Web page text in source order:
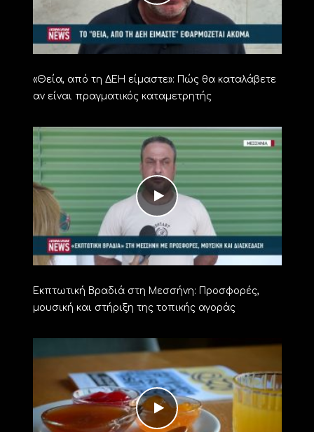
«Θεία, από τη ΔΕΗ είμαστε»: Πώς θα καταλάβετε
αν είναι πραγματικός καταμετρητής
Εκπτωτική Βραδιά στη Μεσσήνη: Προσφορές,
μουσική και στήριξη της τοπικής αγοράς